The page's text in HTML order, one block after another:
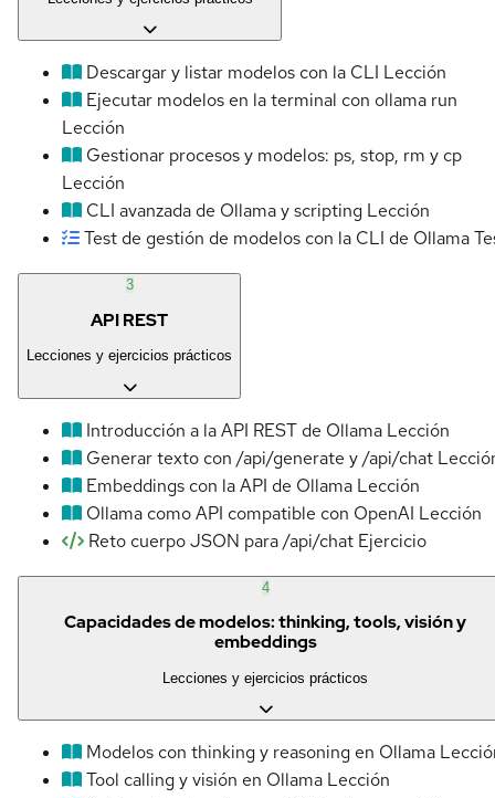
Descargar y listar modelos con la CLI Lección
Ejecutar modelos en la terminal con ollama run
Lección
Gestionar procesos y modelos: ps, stop, rm y cp
Lección
CLI avanzada de Ollama y scripting Lección
Test de gestión de modelos con la CLI de Ollama
3
API REST
Lecciones y ejercicios prácticos
Introducción a la API REST de Ollama Lección
Generar texto con /api/generate y /api/chat
Embeddings con la API de Ollama Lección
Ollama como API compatible con OpenAI Lección
Reto cuerpo JSON para /api/chat Ejercicio
4
Capacidades de modelos: thinking, tools, visión y
embeddings
Lecciones y ejercicios prácticos
Modelos con thinking y reasoning en Ollama
Tool calling y visión en Ollama Lección